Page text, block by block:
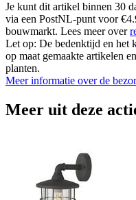
Je kunt dit artikel binnen 30
via een PostNL-punt voor
bouwmarkt. Lees meer over
Let op: De bedenktijd en het
op maat gemaakte artikelen
planten.
Meer informatie over de
Meer uit deze